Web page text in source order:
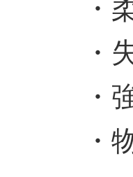
・
・
・
・